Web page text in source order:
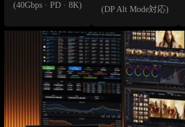
(40Gbps · PD · 8K) (DP Alt Mode対応)